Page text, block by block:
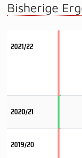
Bisherige
2021/22
2020/21
2019/20